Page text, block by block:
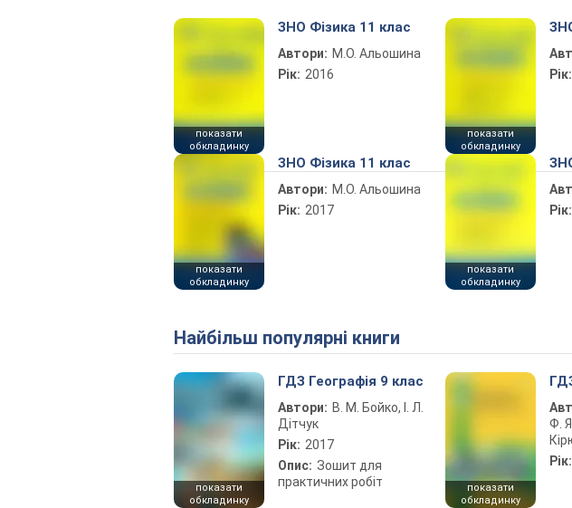
показати
обкладинку
ЗНО Фізика 11 клас
Автори: М.О. Альошина
Рік: 2016
показати
обкладинку
Рік:
показати
обкладинку
ЗНО Фізика 11 клас
Автори: М.О. Альошина
Рік: 2017
показати
обкладинку
Рік:
Найбільш популярні книги
показати
обкладинку
ГДЗ Географія 9 клас
Автори: В. М. Бойко, І. Л.
Дітчук
Рік: 2017
Опис: Зошит для
практичних робіт
показати
обкладинку
Ф.
Рік: